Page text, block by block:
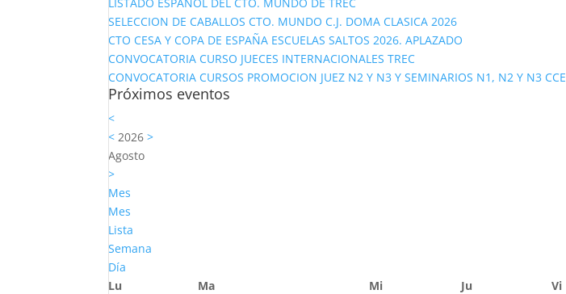
SELECCION DE CABALLOS CTO. MUNDO C.J. DOMA CLASICA 2026
CTO CESA Y COPA DE ESPAÑA ESCUELAS SALTOS 2026. APLAZADO
CONVOCATORIA CURSO JUECES INTERNACIONALES TREC
CONVOCATORIA CURSOS PROMOCION JUEZ N2 Y N3 Y SEMINARIOS N1, N2 Y N3 CCE
Próximos eventos
<
< 2026>
Agosto
>
Mes
Mes
Lista
Semana
Día
Lu
Ma Mi Ju Vi